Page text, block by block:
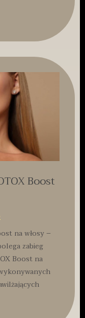
Boost
na włosy –
zabieg
Boost na